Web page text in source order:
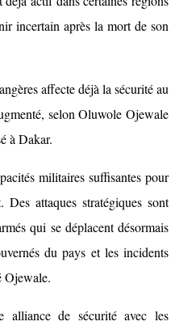
incertain après la mort de son
affecte déjà la sécurité au
selon Oluwole Ojewale
à Dakar.
militaires suffisantes pour
attaques stratégiques sont
qui se déplacent désormais
du pays et les incidents
Ojewale.
de sécurité avec les